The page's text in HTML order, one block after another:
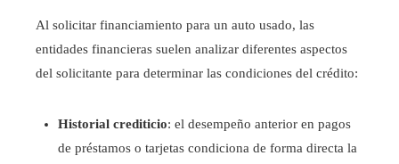
Al solicitar financiamiento para un auto usado, las
entidades financieras suelen analizar diferentes aspectos
del solicitante para determinar las condiciones del crédito:
Historial crediticio: el desempeño anterior en pagos
de préstamos o tarjetas condiciona de forma directa la